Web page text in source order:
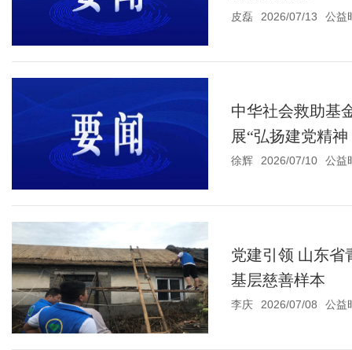
皮磊 2026/07/13 公益
中华社会救助基
展“弘扬建党精
徐辉 2026/07/10 公益
党建引领 山东省
基层慈善样本
李庆 2026/07/08 公益